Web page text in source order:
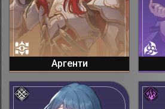
Аргенти